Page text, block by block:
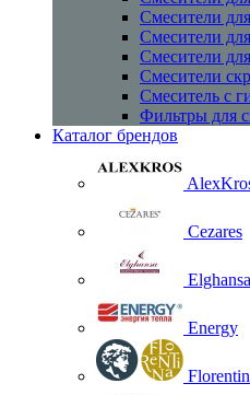
Смесители
Смесители
Смесители
Смесители
Смеситель с
Фильтры для
Каталог брендов
Cezares
Elghansa
Energy